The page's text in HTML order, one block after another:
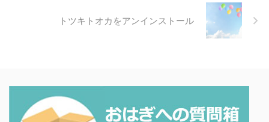
トツキトオカをアンインストール